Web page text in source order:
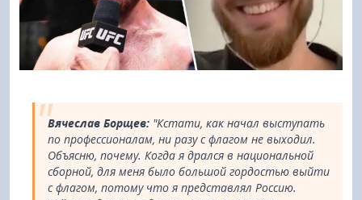
Вячеслав Борщев: "Кстати, как начал выступать
по профессионалам, ни разу с флагом не выходил.
Объясню, почему. Когда я дрался в национальной
сборной, для меня было большой гордостью выйти
с флагом, потому что я представлял Россию.